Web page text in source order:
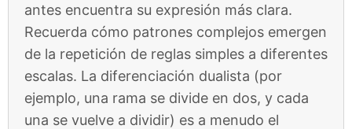
antes encuentra su expresión más clara.
Recuerda cómo patrones complejos emergen
de la repetición de reglas simples a diferentes
escalas. La diferenciación dualista (por
ejemplo, una rama se divide en dos, y cada
una se vuelve a dividir) es a menudo el